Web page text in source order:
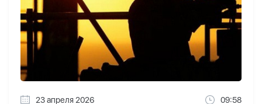
23 апреля 2026 09:58